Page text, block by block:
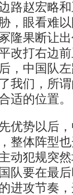
路赵宏略
，眼看难
隆果断让
改打右边
，中国队
我们，所
适的位置。
势以后，
整体阵型
动犯规突
队要在最
进攻节奏